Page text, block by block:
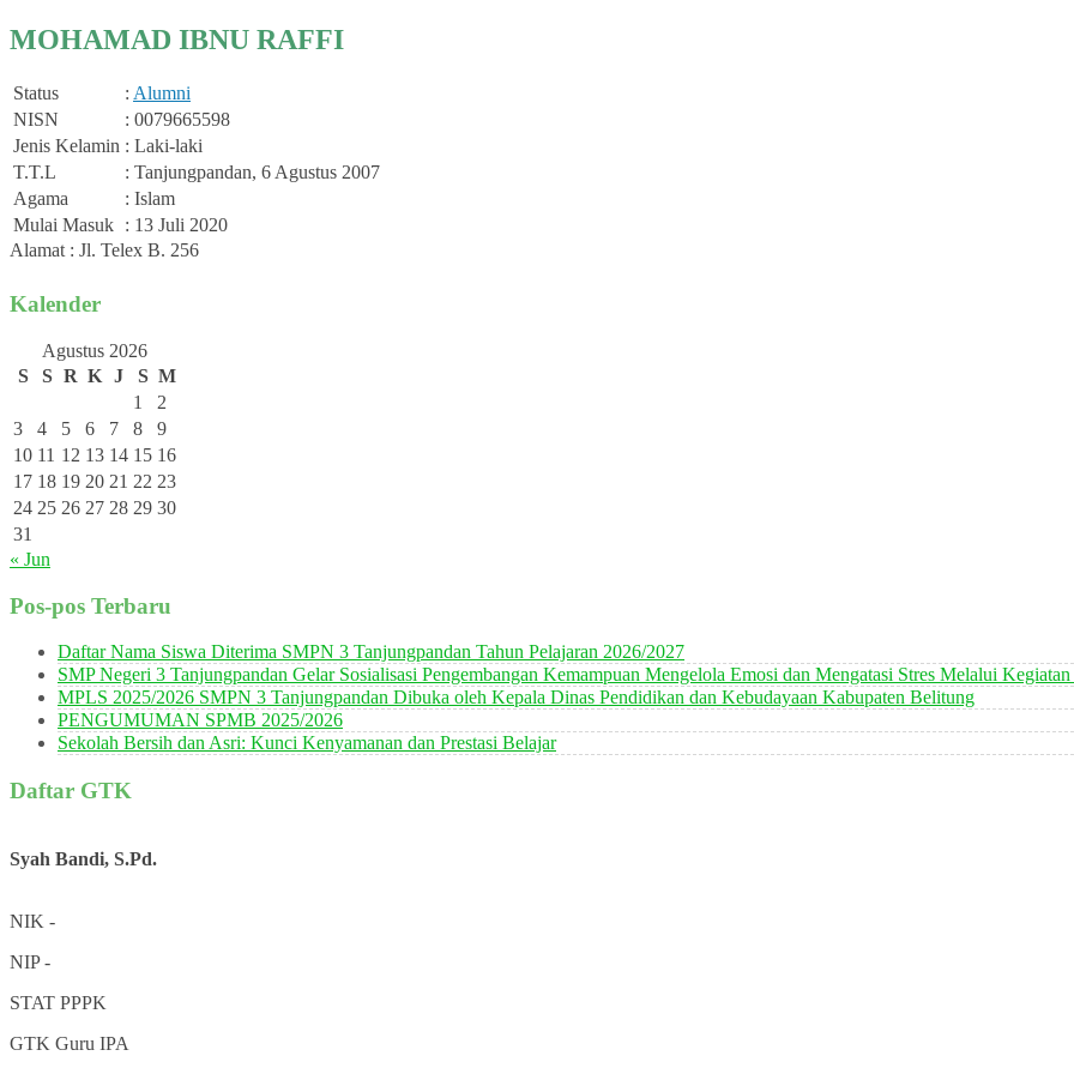
MOHAMAD IBNU RAFFI
Status : Alumni
NISN
: 0079665598
Jenis Kelamin : Laki-laki
T.T.L
: Tanjungpandan, 6 Agustus 2007
Agama
: Islam
Mulai Masuk : 13 Juli 2020
Alamat : Jl. Telex B. 256
Kalender
Agustus 2026
S
S R K J S M
1
2
3
4 5 6 7 8
9
10 11 12 13 14 15 16
17 18 19 20 21 22 23
24 25 26 27 28 29 30
31
« Jun
Pos-pos Terbaru
Daftar Nama Siswa Diterima SMPN 3 Tanjungpandan Tahun Pelajaran 2026/2027
SMP Negeri 3 Tanjungpandan Gelar Sosialisasi Pengembangan Kemampuan Mengelola Emosi dan Mengatasi Stres Melalui
MPLS 2025/2026 SMPN 3 Tanjungpandan Dibuka oleh Kepala Dinas Pendidikan dan Kebudayaan Kabupaten Belitung
PENGUMUMAN SPMB 2025/2026
Sekolah Bersih dan Asri: Kunci Kenyamanan dan Prestasi Belajar
Daftar GTK
Syah Bandi, S.Pd.
NIK -
NIP-
STAT PPPK
GTK Guru IPA